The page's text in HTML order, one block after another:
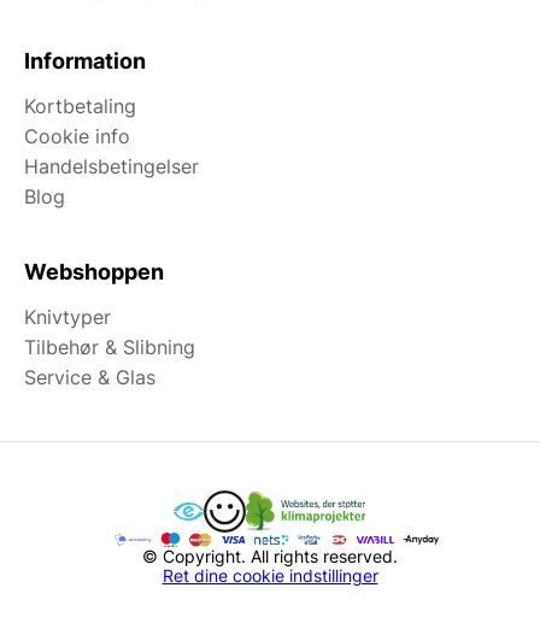
Information
Kortbetaling
Cookie info
Handelsbetingelser
Blog
Webshoppen
Knivtyper
Tilbehør & Slibning
Service & Glas
© Copyright. All rights reserved.
Ret dine cookie indstillinger